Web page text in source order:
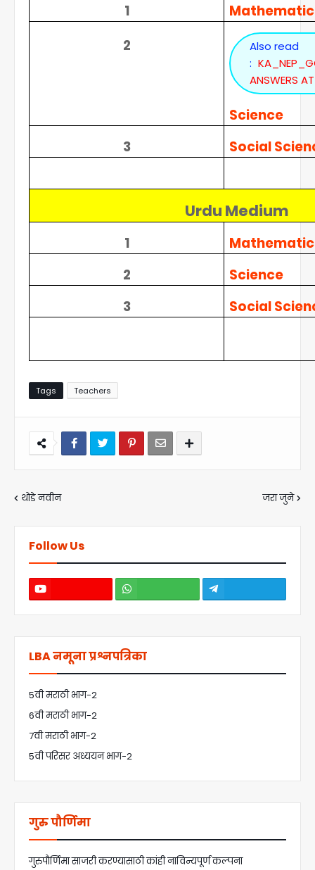
1
2
Also read
:
ANSWERS
Science
3
Social
Urdu Medium
1
2
Science
3
Social
Tags Teachers
थोडे नवीन जरा जुने
Follow Us
LBA नमूना प्रश्नपत्रिका
5वी मराठी भाग-2
6वी मराठी भाग-2
7वी मराठी भाग-2
5वी परिसर अध्ययन भाग-2
गुरु पौर्णिमा
गुरुपौर्णिमा साजरी करण्यासाठी कांही नाविन्यपूर्ण कल्पना